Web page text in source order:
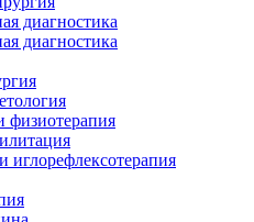
диагностика
диагностика
физиотерапия